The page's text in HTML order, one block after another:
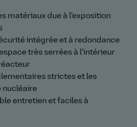
matériaux due à l’exposition
intégrée et à redondance
très serrées à l’intérieur
strictes et les
nucléaire
entretien et faciles à